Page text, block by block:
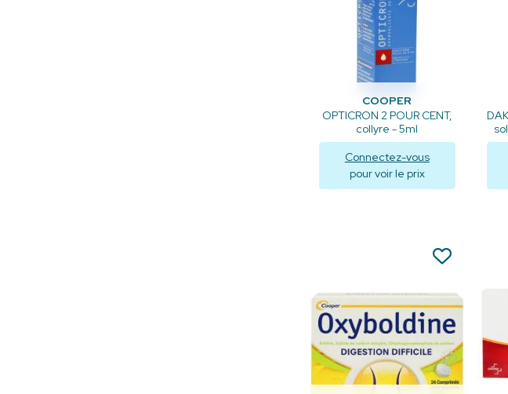
COOPER
OPTICRON 2 POUR CENT,
collyre - 5ml
Connectez-vous
pour voir le prix